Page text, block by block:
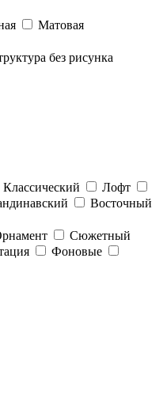
Матовая
без рисунка
Классический
Лофт
Восточный
Сюжетный
Фоновые